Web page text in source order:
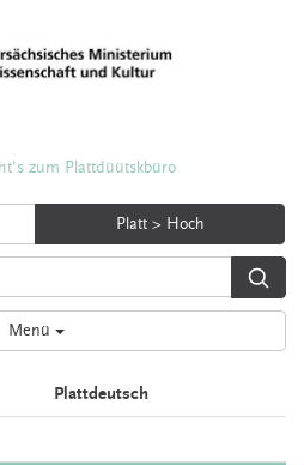
zum Plattdüütskbüro
Platt > Hoch
Menü
Plattdeutsch